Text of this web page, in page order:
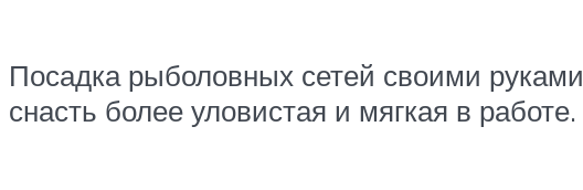
Посадка рыболовных сетей своими
снасть более уловистая и мягкая в работе.